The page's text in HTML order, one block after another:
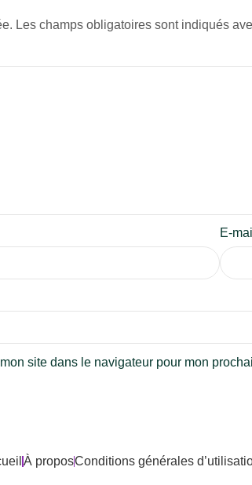
Les champs obligatoires sont indiqués
E-mail
site dans le navigateur pour mon
À proposConditions générales